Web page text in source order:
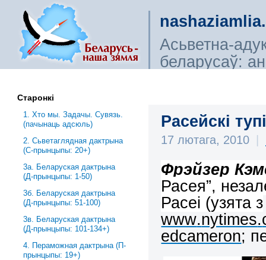
Асьветна-
беларусаў:
Расейскі
17 лютага, 2010 |
Фрэйзер
Расея”,
Расеі (узята з
www.nytimes.
edcameron;
Старонкі
1. Хто мы. Задачы. Сувязь.
(пачынаць адсюль)
2. Сьветаглядная дактрына
(С-прынцыпы: 20+)
3a. Беларуская дактрына
(Д-прынцыпы: 1-50)
3б. Беларуская дактрына
(Д-прынцыпы: 51-100)
3в. Беларуская дактрына
(Д-прынцыпы: 101-134+)
4. Пераможная дактрына (П-
прынцыпы: 19+)